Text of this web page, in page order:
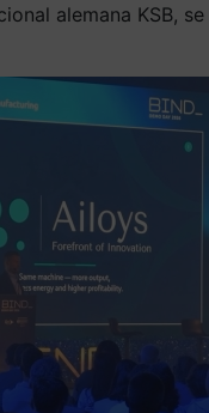
alemana KSB, se